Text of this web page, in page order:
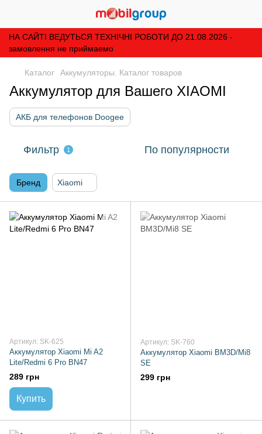
НА САЙТІ ВЕДУТЬСЯ ТЕХНІЧНІ РОБОТИ ДО 21.08.2026 -
замовлення не приймаемо
Каталог Аккумуляторы. Каталог товаров
Аккумулятор для Вашего XIAOMI
АКБ для телефонов Doogee
Фильтр 1 По популярности
Бренд Xiaomi
Артикул: SK-625
Аккумулятор Xiaomi Mi A2
Lite/Redmi 6 Pro BN47
289 грн
Купить
Артикул: SK-760
Аккумулятор Xiaomi BM3D/Mi8
SE
299 грн